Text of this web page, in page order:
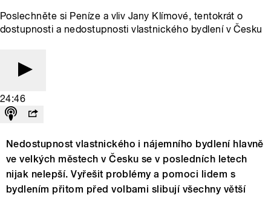
Poslechněte si Peníze a vliv Jany Klímové, tentokrát o
dostupnosti a nedostupnosti vlastnického bydlení v Česku
24:46
Nedostupnost vlastnického i nájemního bydlení hlavně
ve velkých městech v Česku se v posledních letech
nijak nelepší. Vyřešit problémy a pomoci lidem s
bydlením přitom před volbami slibují všechny větší